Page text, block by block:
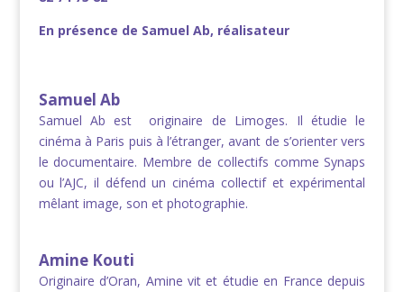
En présence de Samuel Ab, réalisateur
Samuel Ab
Samuel Ab est originaire de Limoges. Il étudie le
cinéma à Paris puis à l’étranger, avant de s’orienter vers
le documentaire. Membre de collectifs comme Synaps
ou l’AJC, il défend un cinéma collectif et expérimental
mêlant image, son et photographie.
Amine Kouti
Originaire d’Oran, Amine vit et étudie en France depuis